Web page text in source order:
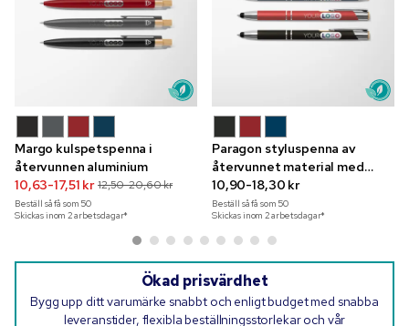
Margo kulspetspenna i
återvunnen aluminium
10,63-17,51 kr 12,50-20,60 kr
Beställ så få som 50
Skickas inom 2 arbetsdagar*
Paragon styluspenna av
återvunnet material med
färgtryck
10,90-18,30 kr
Beställ så få som 50
Skickas inom 2 arbetsdagar*
Ökad prisvärdhet
Bygg upp ditt varumärke snabbt och enligt budget med snabba
leveranstider, flexibla beställningsstorlekar och vår